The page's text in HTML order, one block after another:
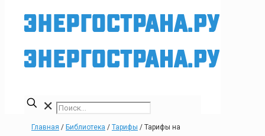
✕
Главная / Библиотека / Тарифы / Тарифы на